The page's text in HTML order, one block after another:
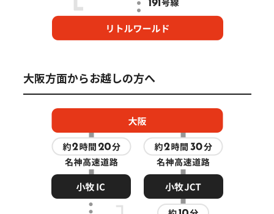
大阪方面からお越しの方へ